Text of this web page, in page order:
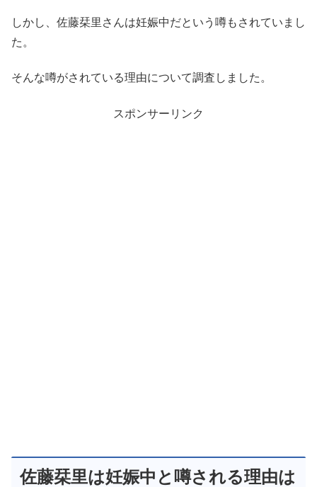
しかし、佐藤栞里さんは妊娠中だという噂もされていまし
た。
そんな噂がされている理由について調査しました。
スポンサーリンク
佐藤栞里は妊娠中と噂される理由は